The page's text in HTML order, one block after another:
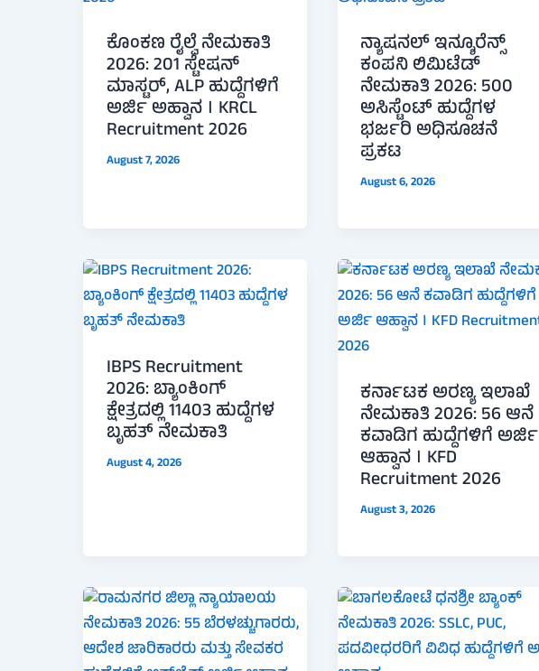
ಕೊಂಕಣ ರೈಲ್ವೆ ನೇಮಕಾತಿ
2026: 201 ಸ್ಟೇಷನ್
ಮಾಸ್ಟರ್, ALP ಹುದ್ದೆಗಳಿಗೆ
ಅರ್ಜಿ ಅಹ್ವಾನ । KRCL
Recruitment 2026
August 7, 2026
ನ್ಯಾಷನಲ್ ಇನ್ಶೂರೆನ್ಸ್
ಕಂಪನಿ ಲಿಮಿಟೆಡ್
ನೇಮಕಾತಿ 2026: 500
ಅಸಿಸ್ಟೆಂಟ್ ಹುದ್ದೆಗಳ
ಭರ್ಜರಿ ಅಧಿಸೂಚನೆ
ಪ್ರಕಟ
August 6, 2026
IBPS Recruitment
2026: ಬ್ಯಾಂಕಿಂಗ್
ಕ್ಷೇತ್ರದಲ್ಲಿ 11403 ಹುದ್ದೆಗಳ
ಬೃಹತ್ ನೇಮಕಾತಿ
August 4, 2026
ಕರ್ನಾಟಕ ಅರಣ್ಯ ಇಲಾಖೆ
ನೇಮಕಾತಿ 2026: 56 ಆನೆ
ಕವಾಡಿಗ ಹುದ್ದೆಗಳಿಗೆ ಅರ್ಜಿ
ಆಹ್ವಾನ । KFD
Recruitment 2026
August 3, 2026